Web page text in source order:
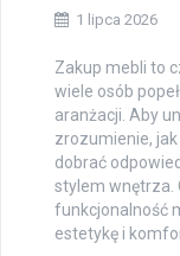
1 lipca 2026
Zakup mebli to
wiele osób
aranżacji. Aby
zrozumienie,
dobrać
stylem wnętrza.
funkcjonalność
estetykę i